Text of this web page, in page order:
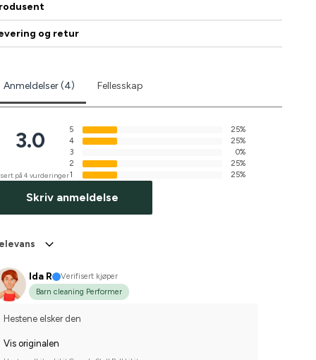
og retur
Anmeldelser (4) Fellesskap
3.0
på 4 vurderinger
5
25%
4
25%
3
0%
2
25%
1
25%
Skriv anmeldelse
Ida R
Verifisert kjøper
Barn cleaning Performer
Hestene elsker den
Vis originalen